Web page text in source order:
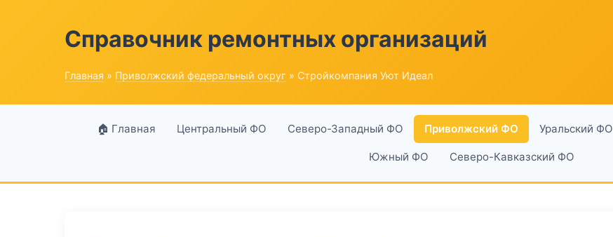
Справочник ремонтных организаций
Главная » Приволжский федеральный округ » Стройкомпания Уют Идеал
🏠 Главная Центральный ФО Северо-Западный ФО Приволжский ФО Уральский ФО
Южный ФО Северо-Кавказский ФО